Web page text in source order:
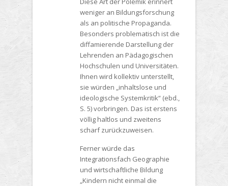
weniger an Bildungsforschung
als an politische Propaganda.
Besonders problematisch ist die
diffamierende Darstellung der
Lehrenden an Pädagogischen
Hochschulen und Universitäten.
Ihnen wird kollektiv unterstellt,
sie würden „inhaltslose und
ideologische Systemkritik“ (ebd.,
S. 5) vorbringen. Das ist erstens
völlig haltlos und zweitens
scharf zurückzuweisen.
Ferner würde das
Integrationsfach Geographie
und wirtschaftliche Bildung
„Kindern nicht einmal die